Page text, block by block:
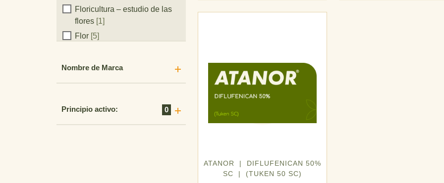
Floricultura – estudio de las
flores [1]
Flor [5]
Malezas[1]
Pasturas en general
Frutales de carozo y pepita
Nombre de Marca
Principio activo: 0
ATANOR | DIFLUFENICAN 50%
SC | (TUKEN 50 SC)